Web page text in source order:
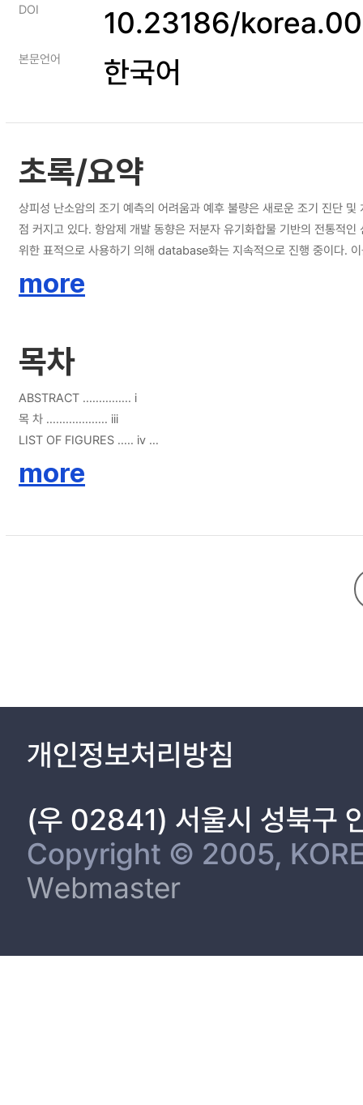
DOI 10.23186/
본문언어 한국어
초록/요약
상피성 난소암의 조기 예측의 어려움과 예후 불량은 새로운 조기 진단 및 치료 기술 개발의 중요성을 더욱 부각시키고 있다. 따라서 난소
점 커지고 있다. 항암제 개발 동향은 저분자 유기화합물 기반의 전통적인 신약 개발에서 표적 지향적 바이오분자를 활용한 신개념의 치료제 개발로 그 패러다임이 전환되고 있다. miRNA의 경우 다양한 암조직에서 변화된 miRNA를 진단을
위한 표적으로 사용하기 의해 database화는 지속적으로 진행 중이다. 이를 기반으로 창의성 있는 연구를 통해 miRNA를 이용한 항암제 개발은 중요한 신약개발의 수단이 될 가능성이 충분히 있을 것으로 생각된다. 본 연구에서는
리 후 transfection이 되었는지를 확인함으로써 microRNA가 유전자 발현을 조정하고 형질전환에 중요한 역할을 할 수 있음을 알 수 있었다. Western blot 실험을 통해 전사인자 HIF-1는 hypoxia 환경에 더 반응하고 이에 대응하는
down-regulation 되는 양상을 보임으로써 miRNA가 신생혈관 생성
miRNA-125는 상피성 난소암에서 하향 조절되는 종양 억제 miRNA라
more
목차
ABSTRACT ............... i
목 차 ................... iii
LIST OF FIGURES ..... iv
I. 서 론
IV. 고 찰 ..................................................................... 24
more
개인정보처리방침
(우 02841) 서울시 성북구
Copyright © 2005,
Webmaster